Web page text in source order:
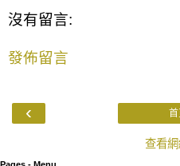
沒有留言:
發佈留言
‹ 首
查看
Pages - Menu